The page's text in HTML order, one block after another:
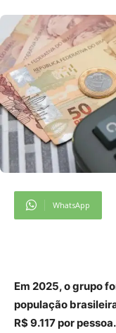
WhatsApp
Em 2025, o grupo
população
R$ 9.117 por